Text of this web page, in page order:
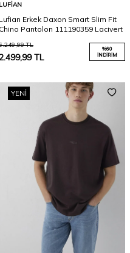
LUFIAN
Lufian Erkek Daxon Smart Slim Fit
Chino Pantolon 111190359 Lacivert
TL
TL
%60
İNDIRIM
YENI